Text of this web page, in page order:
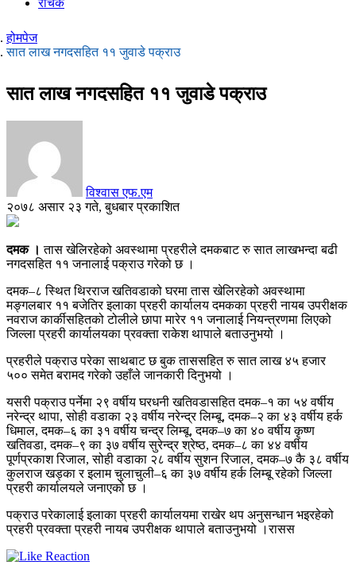
रोचक
होमपेज
सात लाख नगदसहित ११ जुवाडे पक्राउ
सात लाख नगदसहित ११ जुवाडे पक्राउ
विश्वास एफ.एम
२०७८ असार २३ गते, बुधबार प्रकाशित
दमक ।तास खेलिरहेको अवस्थामा प्रहरीले दमकबाट रु सात लाखभन्दा बढी
नगदसहित ११ जनालाई पक्राउ गरेको छ ।
दमक–८ स्थित थिरराज खतिवडाको घरमा तास खेलिरहेको अवस्थामा
मङ्गलबार ११ बजेतिर इलाका प्रहरी कार्यालय दमकका प्रहरी नायब उपरीक्षक
नवराज कार्कीसहितको टोलीले छापा मारेर ११ जनालाई नियन्त्रणमा लिएको
जिल्ला प्रहरी कार्यालयका प्रवक्ता राकेश थापाले बताउनुभयो ।
प्रहरीले पक्राउ परेका साथबाट छ बुक ताससहित रु सात लाख ४५ हजार
५०० समेत बरामद गरेको उहाँले जानकारी दिनुभयो ।
यसरी पक्राउ पर्नेमा २९ वर्षीय घरधनी खतिवडासहित दमक–१ का ५४ वर्षीय
नरेन्द्र थापा, सोही वडाका २३ वर्षीय नरेन्द्र लिम्बू, दमक–२ का ४३ वर्षीय हर्क
धिमाल, दमक–६ का ३१ वर्षीय चन्द्र लिम्बू, दमक–७ का ४० वर्षीय कृष्ण
खतिवडा, दमक–९ का ३७ वर्षीय सुरेन्द्र श्रेष्ठ, दमक–८ का ४४ वर्षीय
पूर्णप्रकाश रिजाल, सोही वडाका २८ वर्षीय सुशन रिजाल, दमक–७ कै ३८ वर्षीय
कुलराज खड्का र इलाम चुलाचुली–६ का ३७ वर्षीय हर्क लिम्बू रहेको जिल्ला
प्रहरी कार्यालयले जनाएको छ ।
पक्राउ परेकालाई इलाका प्रहरी कार्यालयमा राखेर थप अनुसन्धान भइरहेको
प्रहरी प्रवक्ता प्रहरी नायब उपरीक्षक थापाले बताउनुभयो ।रासस